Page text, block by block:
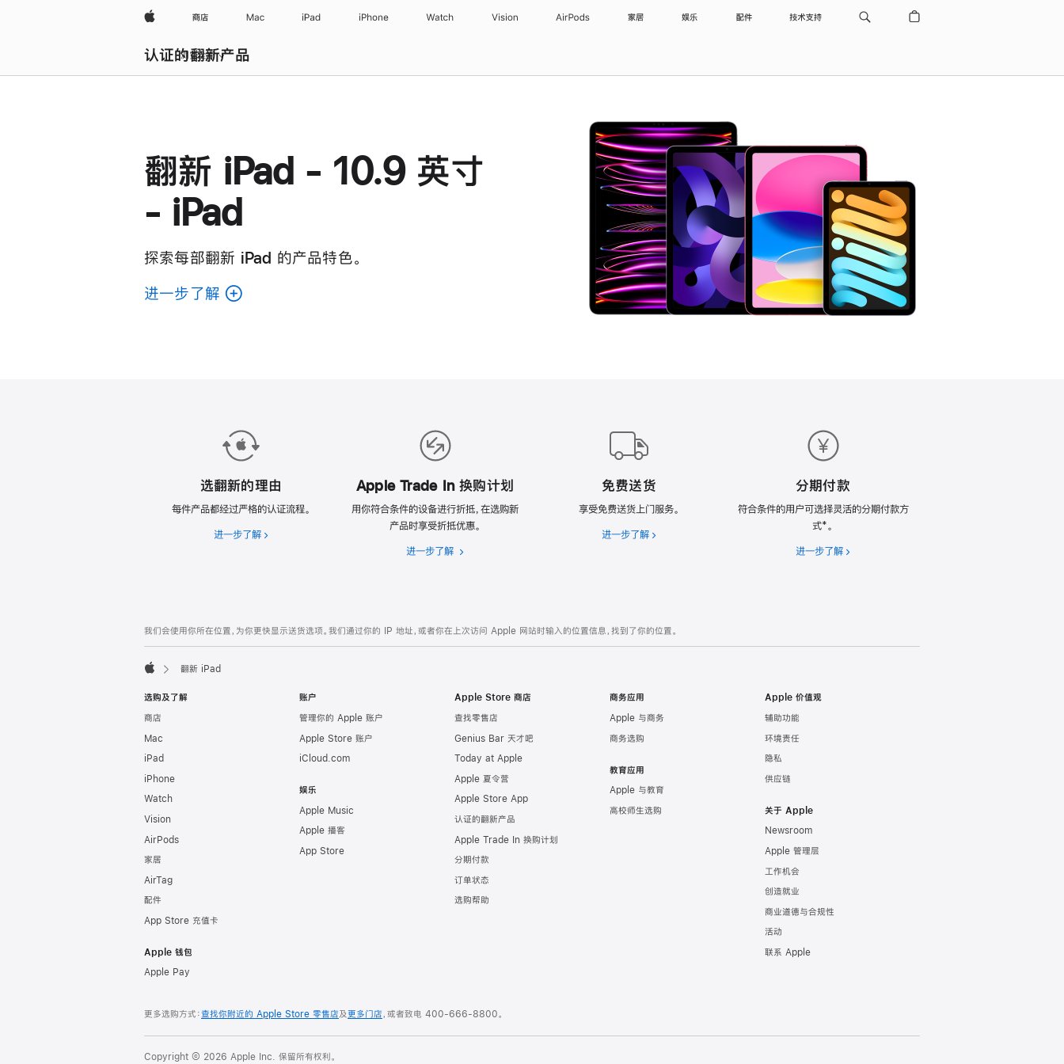
Apple 商店 Mac iPad iPhone Watch Vision AirPods 家居 娱乐 配件 技术支持
认证的翻新产品
浏览全部
翻新 iPad - 10.9 英寸
- iPad
探索每部翻新 iPad 的产品特色。
进一步了解
iPad。
选翻新的理由
每件产品都经过严格的认证流程。
进一步了解选
Apple Trade In 换购计划
用你符合条件的设备进行折抵，在选购新
产品时享受折抵优惠。
进一步了解 Apple
计
划
免费送货
享受免费送货上门服务。
进一步了解免
分期付款
符合条件的用户可选择灵活的分期付款方
式*。
进一步了解分
页
脚
注
我们会使用你所在位置，为你更快显示送货选项。我们通过你的 IP 地址，或者你在上次访问 Apple 网站时输入的位置信息，找到了你的位置。
翻新 iPad
选购及了解
商店
Mac
iPad
iPhone
Watch
Vision
AirPods
家居
AirTag
配件
App Store 充值卡
Apple 钱包
Apple Pay
账户
管理你的 Apple 账户
Apple Store 账户
iCloud.com
娱乐
Apple Music
Apple 播客
App Store
Apple Store 商店
查找零售店
Genius Bar 天才吧
Today at Apple
Apple 夏令营
Apple Store App
认证的翻新产品
Apple Trade In 换购计划
分期付款
订单状态
选购帮助
商务应用
Apple 与商务
商务选购
教育应用
Apple 与教育
高校师生选购
Apple 价值观
辅助功能
环境责任
隐私
供应链
关于 Apple
Newsroom
Apple 管理层
工作机会
创造就业
商业道德与合规性
活动
联系 Apple
更多选购方式：查找你附近的 Apple Store 零售店及更多门店，或者致电 400-666-8800。
Copyright © 2026 Apple Inc. 保留所有权利。